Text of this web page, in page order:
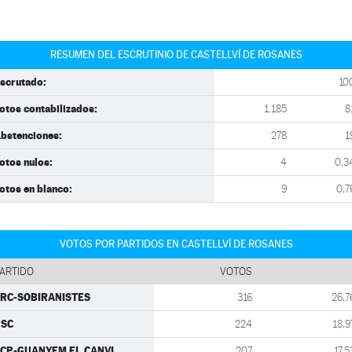
RESUMEN DEL ESCRUTINIO DE CASTELLVÍ DE ROSANES
contabilizados: 1.185
278
nulos: 4
en blanco: 9
VOTOS POR PARTIDOS EN CASTELLVÍ DE ROSANES
VOTOS
SOBIRANISTES 316
224